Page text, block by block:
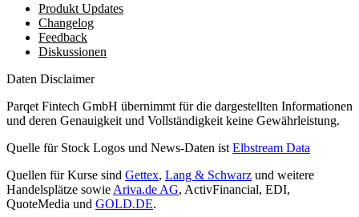
Produkt Updates
Changelog
Feedback
Diskussionen
Daten Disclaimer
Parqet Fintech GmbH übernimmt für die dargestellten Informationen
und deren Genauigkeit und Vollständigkeit keine Gewährleistung.
Quelle für Stock Logos und News-Daten ist Elbstream Data
Quellen für Kurse sind Gettex, Lang & Schwarz und weitere
Handelsplätze sowie Ariva.de AG, ActivFinancial, EDI,
QuoteMedia und GOLD.DE.